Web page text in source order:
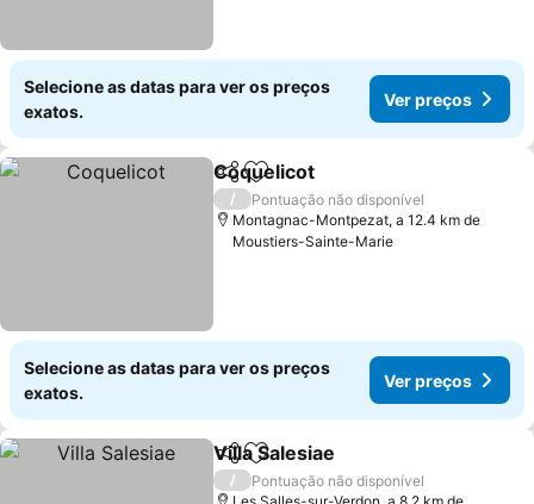
Selecione as datas para ver os preços
exatos.
Ver preços
PartilharAdicionar aos favoritos
Coquelicot
/
Pontuação não disponível
Montagnac-Montpezat, a 12.4 km de
Moustiers-Sainte-Marie
Selecione as datas para ver os preços
exatos.
Ver preços
PartilharAdicionar aos favoritos
Villa Salesiae
/
Pontuação não disponível